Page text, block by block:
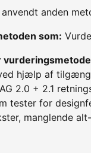
anden
som:
hjælp af
2.0 + 2.1
tester for
manglende